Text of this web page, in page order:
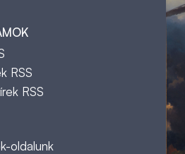
RSS
RSS
oldalunk